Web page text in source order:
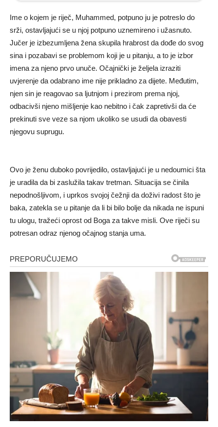
Ime o kojem je riječ, Muhammed, potpuno ju je potreslo do
srži, ostavljajući se u njoj potpuno uznemireno i užasnuto.
Jučer je izbezumljena žena skupila hrabrost da dođe do svog
sina i pozabavi se problemom koji je u pitanju, a to je izbor
imena za njeno prvo unuče. Očajnički je željela izraziti
uvjerenje da odabrano ime nije prikladno za dijete. Međutim,
njen sin je reagovao sa ljutnjom i prezirom prema njoj,
odbacivši njeno mišljenje kao nebitno i čak zapretivši da će
prekinuti sve veze sa njom ukoliko se usudi da obavesti
njegovu suprugu.
Ovo je ženu duboko povrijedilo, ostavljajući je u nedoumici šta
je uradila da bi zaslužila takav tretman. Situacija se činila
nepodnošljivom, i uprkos svojoj čežnji da doživi radost što je
baka, zatekla se u pitanje da li bi bilo bolje da nikada ne ispuni
tu ulogu, tražeći oprost od Boga za takve misli. Ove riječi su
potresan odraz njenog očajnog stanja uma.